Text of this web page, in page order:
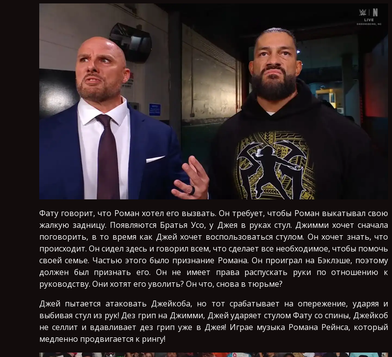
Фату говорит, что Роман хотел его вызвать. Он требует, чтобы Роман выкатывал свою
жалкую задницу. Появляются Братья Усо, у Джея в руках стул. Джимми хочет сначала
поговорить, в то время как Джей хочет воспользоваться стулом. Он хочет знать, что
происходит. Он сидел здесь и говорил всем, что сделает все необходимое, чтобы помочь
своей семье. Частью этого было признание Романа. Он проиграл на Бэклэше, поэтому
должен был признать его. Он не имеет права распускать руки по отношению к
руководству. Они хотят его уволить? Он что, снова в тюрьме?
Джей пытается атаковать Джейкоба, но тот срабатывает на опережение, ударяя и
выбивая стул из рук! Дез грип на Джимми, Джей ударяет стулом Фату со спины, Джейкоб
не селлит и вдавливает дез грип уже в Джея! Играе музыка Романа Рейнса, который
медленно продвигается к рингу!